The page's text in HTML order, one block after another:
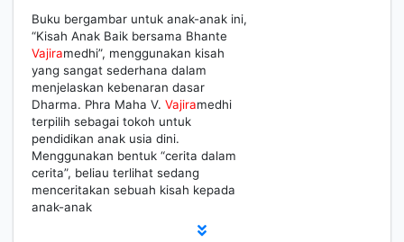
Buku bergambar untuk anak-anak ini,
“Kisah Anak Baik bersama Bhante
Vajiramedhi”, menggunakan kisah
yang sangat sederhana dalam
menjelaskan kebenaran dasar
Dharma. Phra Maha V. Vajiramedhi
terpilih sebagai tokoh untuk
pendidikan anak usia dini.
Menggunakan bentuk “cerita dalam
cerita”, beliau terlihat sedang
menceritakan sebuah kisah kepada
anak-anak